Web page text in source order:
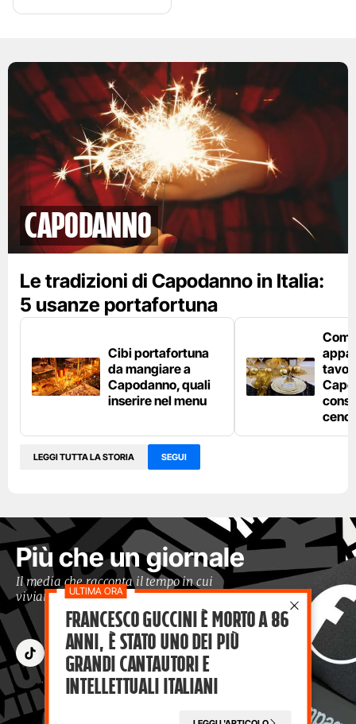
Capodanno
Le tradizioni di Capodanno in Italia:
5 usanze portafortuna
Cibi portafortuna
da mangiare a
Capodanno, quali
inserire nel menu
LEGGI TUTTA LA STORIA SEGUI
Più che un giornale
Il media che racconta il tempo in cui
viviamo con occhi moderni
Francesco Guccini è morto a 86
anni, è stato uno dei più
grandi cantautori e
intellettuali italiani